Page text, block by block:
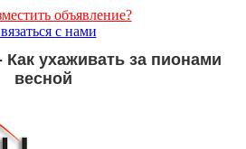
объявление?
с нами
ухаживать за пионами
весной